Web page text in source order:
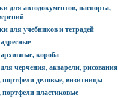
для автодокументов, паспорта,
для учебников и тетрадей
короба
черчения, акварели, рисования
деловые, визитницы
пластиковые